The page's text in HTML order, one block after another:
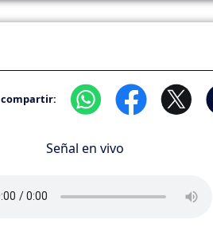
compartir:
Señal en vivo